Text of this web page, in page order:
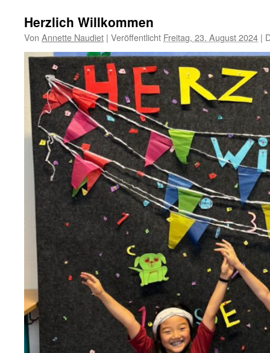
Herzlich Willkommen
Von Annette Naudiet | Veröffentlicht Freitag, 23. August 2024 |